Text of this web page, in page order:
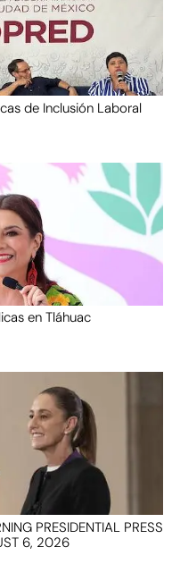
de Inclusión Laboral
en Tláhuac
PRESIDENTIAL PRESS
6, 2026